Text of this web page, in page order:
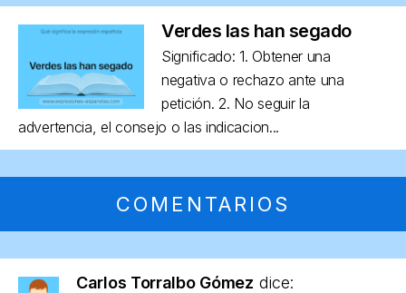
Verdes las han segado
Significado: 1. Obtener una
negativa o rechazo ante una
petición. 2. No seguir la
advertencia, el consejo o las indicacion...
COMENTARIOS
Carlos Torralbo Gómez dice: